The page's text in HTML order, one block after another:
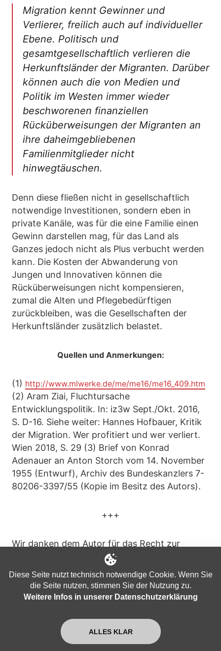
Migration kennt Gewinner und
Verlierer, freilich auch auf individueller
Ebene. Politisch und
gesamtgesellschaftlich verlieren die
Herkunftsländer der Migranten. Darüber
können auch die von Medien und
Politik im Westen immer wieder
beschworenen finanziellen
Rücküberweisungen der Migranten an
ihre daheimgebliebenen
Familienmitglieder nicht
hinwegtäuschen.
Denn diese fließen nicht in gesellschaftlich
notwendige Investitionen, sondern eben in
private Kanäle, was für die eine Familie einen
Gewinn darstellen mag, für das Land als
Ganzes jedoch nicht als Plus verbucht werden
kann. Die Kosten der Abwanderung von
Jungen und Innovativen können die
Rücküberweisungen nicht kompensieren,
zumal die Alten und Pflegebedürftigen
zurückbleiben, was die Gesellschaften der
Herkunftsländer zusätzlich belastet.
Quellen und Anmerkungen:
(1) http://www.mlwerke.de/me/me16/me16_409.htm
(2) Aram Ziai, Fluchtursache
Entwicklungspolitik. In: iz3w Sept./Okt. 2016,
S. D-16. Siehe weiter: Hannes Hofbauer, Kritik
der Migration. Wer profitiert und wer verliert.
Wien 2018, S. 29 (3) Brief von Konrad
Adenauer an Anton Storch vom 14. November
1955 (Entwurf), Archiv des Bundeskanzlers 7-
80206-3397/55 (Kopie im Besitz des Autors).
+++
Wir danken dem Autor für das Recht zur
Veröffentlichung des Beitrags.
+++ Dieser Beitrag erschien zuerst am 14.
Januar 2023 imRubikon - Magazin für die
Diese Seite nutzt technisch notwendige Cookie. Wenn Sie
die Seite nutzen, stimmen Sie der Nutzung zu.
Weitere Infos in unserer Datenschutzerklärung
ALLES KLAR